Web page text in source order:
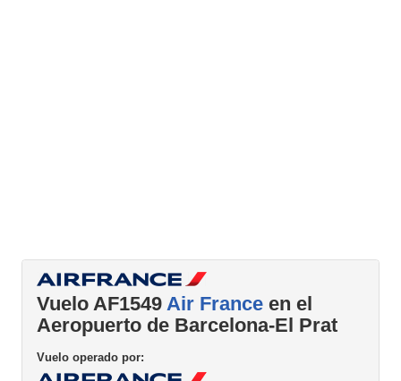
Vuelo AF1549 Air France en el
Aeropuerto de Barcelona-El Prat
Vuelo operado por: